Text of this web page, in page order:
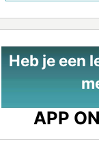
Heb je een
APP